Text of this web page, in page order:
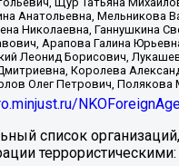
Анатольевна, Мельникова
Николаевна, Ганнушкина
Арапова Галина
Леонид Борисович,
Королева
Олег Петрович,
список
террористическими: